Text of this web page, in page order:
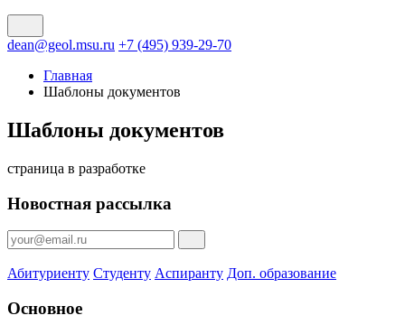
dean@geol.msu.ru +7 (495) 939-29-70
Главная
Шаблоны документов
Шаблоны документов
страница в разработке
Новостная рассылка
Абитуриенту Студенту Аспиранту Доп. образование
Основное